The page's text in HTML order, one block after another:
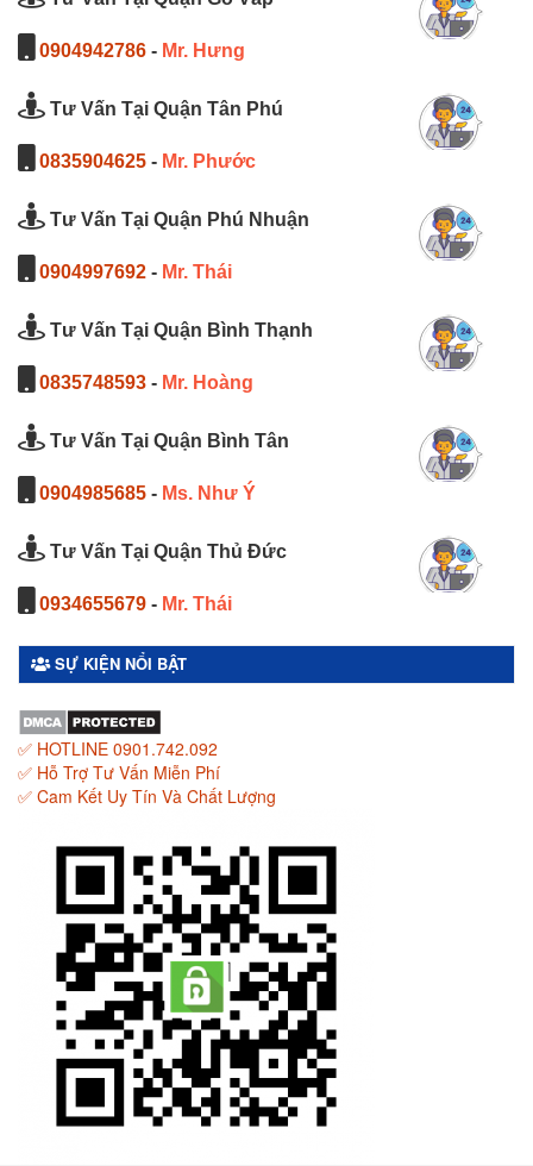
0904942786 - Mr. Hưng
Tư Vấn Tại Quận Tân Phú
0835904625 - Mr. Phước
Tư Vấn Tại Quận Phú Nhuận
0904997692 - Mr. Thái
Tư Vấn Tại Quận Bình Thạnh
0835748593 - Mr. Hoàng
Tư Vấn Tại Quận Bình Tân
0904985685 - Ms. Như Ý
Tư Vấn Tại Quận Thủ Đức
0934655679 - Mr. Thái
SỰ KIỆN NỔI BẬT
✅ HOTLINE 0901.742.092
✅ Hỗ Trợ Tư Vấn Miễn Phí
✅ Cam Kết Uy Tín Và Chất Lượng